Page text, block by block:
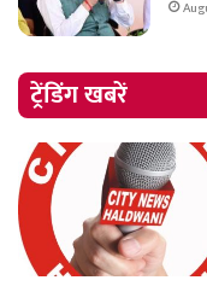
ट्रेंडिंग खबरें